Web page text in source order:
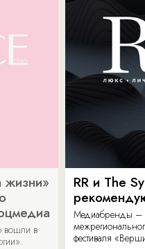
жизни»
вошли в
RR и The
Медиабренды –
фестиваля